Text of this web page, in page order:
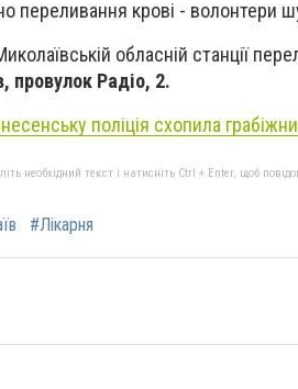
переливання крові - волонтери
обласній станції
провулок Радіо, 2.
поліція схопила
необхідний текст і натисніть Ctrl + Enter, щоб
#Лікарня